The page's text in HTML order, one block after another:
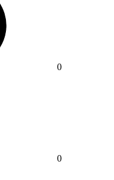
0
0